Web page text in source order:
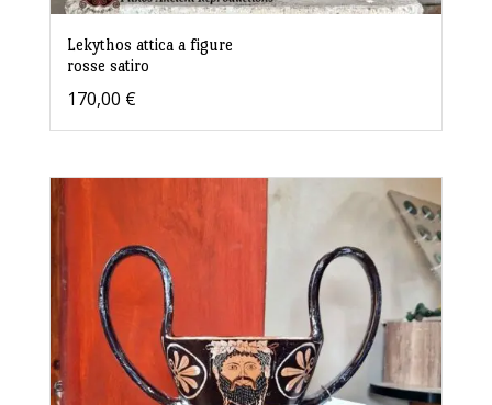
Lekythos attica a figure
rosse satiro
170,00 €